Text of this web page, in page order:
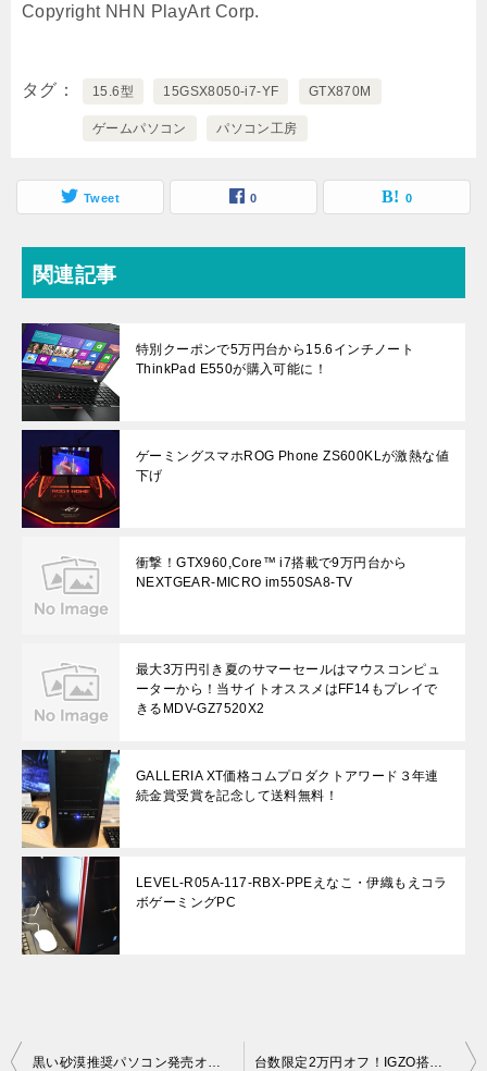
Copyright NHN PlayArt Corp.
タグ 15.6型 15GSX8050-i7-YF GTX870M
ゲームパソコン パソコン工房
Tweet 0 0
関連記事
特別クーポンで5万円台から15.6インチノート
ThinkPad E550が購入可能に！
ゲーミングスマホROG Phone ZS600KLが激熱な値
下げ
衝撃！GTX960,Core™ i7搭載で9万円台から
NEXTGEAR-MICRO im550SA8-TV
最大3万円引き夏のサマーセールはマウスコンピュ
ーターから！当サイトオススメはFF14もプレイで
きるMDV-GZ7520X2
GALLERIA XT価格コムプロダクトアワード３年連
続金賞受賞を記念して送料無料！
LEVEL-R05A-117-RBX-PPEえなこ・伊織もえコラ
ボゲーミングPC
投
黒い砂漠推奨パソコン発売オススメはNEXTGEAR i640GA6-BDO 台数限定2万円オフ！IGZO搭載NEXTGEAR-NOTE i421BA2！